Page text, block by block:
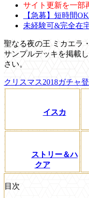
サイト更新を一部
【急募】短時間
未経験可&完全在
聖なる夜の王 ミカエラ
サンプルデッキを掲載
さい。
クリスマス2018ガチャ
イスカ
ストリー＆ハ
クア
目次